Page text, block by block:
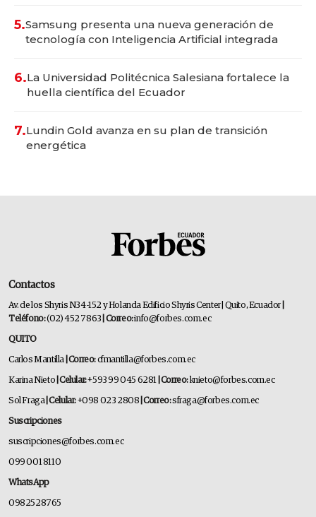
5.Samsung presenta una nueva generación de
tecnología con Inteligencia Artificial integrada
6.La Universidad Politécnica Salesiana fortalece la
huella científica del Ecuador
7.Lundin Gold avanza en su plan de transición
energética
Contactos
Av. de los Shyris N34-152 y Holanda Edificio Shyris Center | Quito, Ecuador
Teléfono:(02) 452 7863 | Correo:info@forbes.com.ec
QUITO
Carlos Mantilla | Correo:cfmantilla@forbes.com.ec
Karina Nieto | Celular:+593 99 045 6281 | Correo: knieto@forbes.com.ec
Sol Fraga | Celular:+098 023 2808 | Correo:sfraga@forbes.com.ec
Suscripciones
suscripciones@forbes.com.ec
099 001 8110
WhatsApp
0982528765